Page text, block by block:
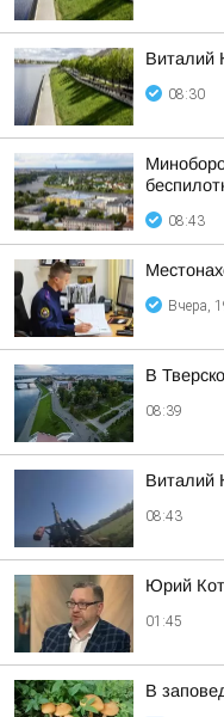
Виталий
08:30
08:43
Вчера,
В
08:39
Виталий
08:43
Юрий
01:45
В